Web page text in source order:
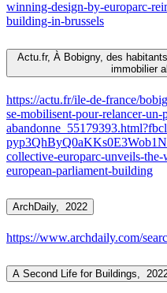
winning-design-by-europarc-
building-in-brussels
Actu.fr, À Bobigny, des
immobilier
https://actu.fr/ile-de-france/
se-mobilisent-pour-relancer-
collective-europarc-unveils-
european-parliament-building
ArchDaily, 2022
https://www.archdaily.com/
A Second Life for Buildings,